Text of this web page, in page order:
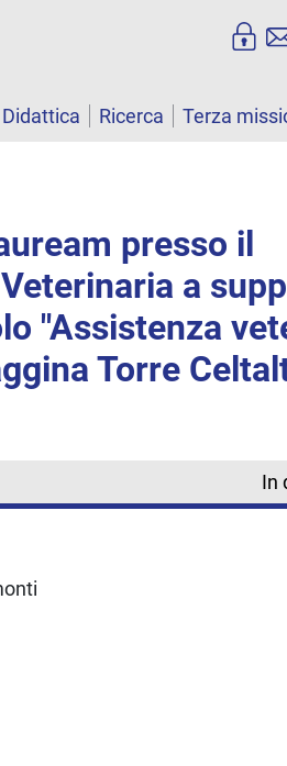
Didattica Ricerca Terza
presso il
a
"Assistenza
Torre
In